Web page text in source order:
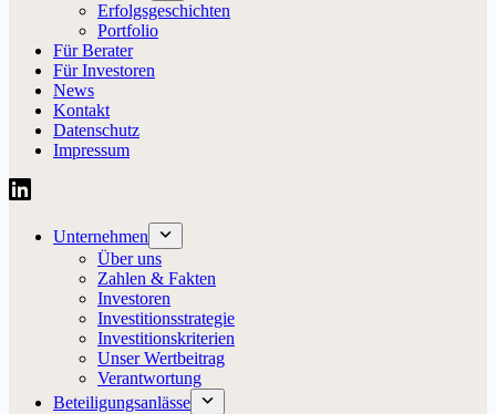
Erfolgsgeschichten
Portfolio
Für Berater
Für Investoren
News
Kontakt
Datenschutz
Impressum
Unternehmen
Über uns
Zahlen & Fakten
Investoren
Investitionsstrategie
Investitionskriterien
Unser Wertbeitrag
Verantwortung
Beteiligungsanlässe